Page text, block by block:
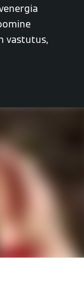
vastutus,